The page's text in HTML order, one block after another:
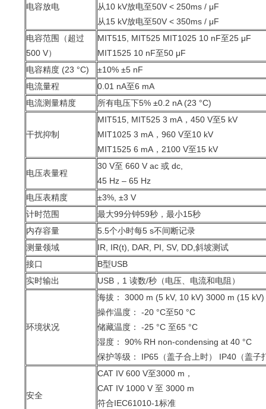
电容放电
从10 kV放电至50V < 250ms / μF
从15 kV放电至50V < 350ms / μF
电容范围（超过
500 V）
MIT515, MIT525 MIT1025 10 nF至25 μF
MIT1525 10 nF至50 μF
电容精度 (23 °C)
±10% ±5 nF
电流量程
0.01 nA至6 mA
电流测量精度
所有电压下5% ±0.2 nA (23 °C)
干扰抑制
MIT515, MIT525 3 mA，450 V至5 kV
MIT1025 3 mA，960 V至10 kV
MIT1525 6 mA，2100 V至15 kV
电压表量程
30 V至 660 V ac 或 dc,
45 Hz – 65 Hz
电压表精度
±3%, ±3 V
计时范围
最大99分钟59秒，最小15秒
内存容量
5.5个小时每5 s不间断记录
测量领域
IR, IR(t), DAR, PI, SV, DD,斜坡测试
接口
B型USB
实时输出
USB，1 读数/秒（电压、电流和电阻）
环境状况
海拔： 3000 m (5 kV, 10 kV) 3000 m (15 kV)
操作温度： -20 °C至50 °C
储藏温度： -25 °C 至65 °C
湿度： 90% RH non-condensing at 40 °C
保护等级： IP65（盖子合上时） IP40（盖子
安全
CAT IV 600 V至3000 m，
CAT IV 1000 V 至 3000 m
符合IEC61010-1标准